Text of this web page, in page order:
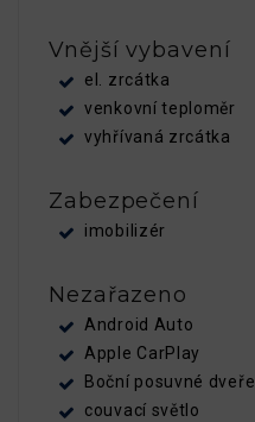
Vnější vybavení
el. zrcátka
venkovní teploměr
vyhřívaná zrcátka
Zabezpečení
imobilizér
Nezařazeno
Android Auto
Apple CarPlay
Boční posuvné dveře
couvací světlo